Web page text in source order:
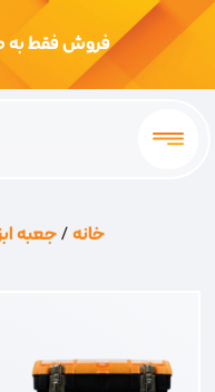
فروش فقط به
خانه/جعبه